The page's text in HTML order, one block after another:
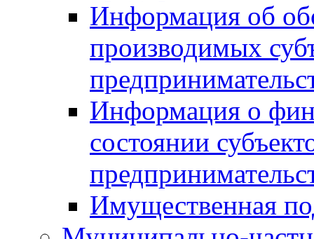
Информация об
производимых
Информация о
состоянии
Имущественная